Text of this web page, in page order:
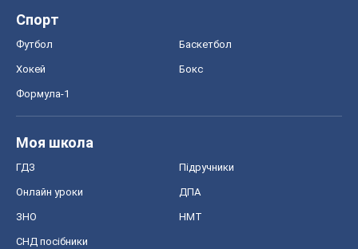
Спорт
Футбол Баскетбол
Хокей Бокс
Формула-1
Моя школа
ГДЗ Підручники
Онлайн уроки ДПА
ЗНО НМТ
СНД посібники